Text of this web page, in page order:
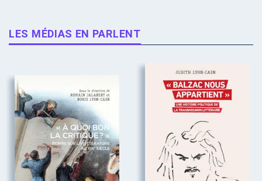
LES MÉDIAS EN PARLENT